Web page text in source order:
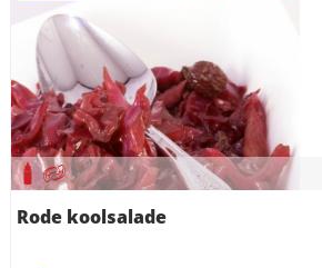
Rode koolsalade